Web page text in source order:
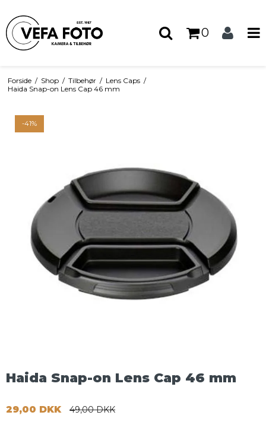
0
Forside / Shop / Tilbehør / Lens Caps /
Haida Snap-on Lens Cap 46 mm
-41%
Haida Snap-on Lens Cap 46 mm
29,00 DKK 49,00 DKK